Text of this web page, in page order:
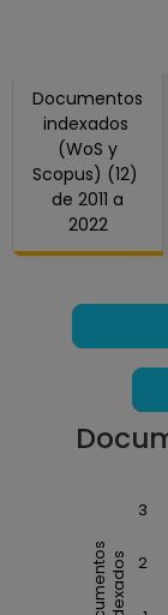
Virus
Documentos
indexados
(WoS y
Scopus) (12)
de 2011 a
2022
Chart
The
The
Documentosindexados 2
3